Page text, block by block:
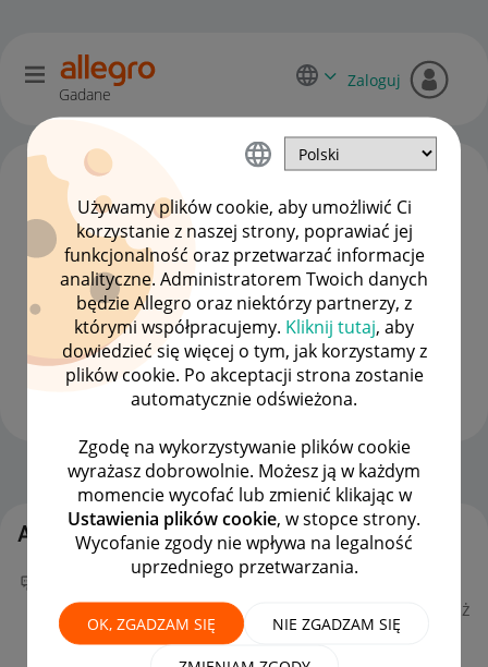
Używamy plików cookie, aby umożliwić Ci
korzystanie z naszej strony, poprawiać jej
funkcjonalność oraz przetwarzać informacje
analityczne. Administratorem Twoich danych
będzie Allegro oraz niektórzy partnerzy, z
którymi współpracujemy. Kliknij tutaj, aby
dowiedzieć się więcej o tym, jak korzystamy z
plików cookie. Po akceptacji strona zostanie
automatycznie odświeżona.
Zgodę na wykorzystywanie plików cookie
wyrażasz dobrowolnie. Możesz ją w każdym
momencie wycofać lub zmienić klikając w
Ustawienia plików cookie, w stopce strony.
Wycofanie zgody nie wpływa na legalność
uprzedniego przetwarzania.
OK, ZGADZAM SIĘ NIE ZGADZAM SIĘ
Gadane
Zaloguj
Bartek100785
#7 Wielbiciel
Strona Główna OPCJE
Aktywność Bartek100785
Twój nowy wpis
Odp.: Jak edytować usunąć ocenę
produktuna forumDyskusje kupujących
można już
podziwiać :)‎05-05-202410:44